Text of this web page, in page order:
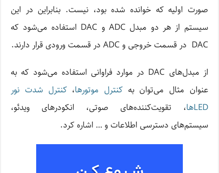
صورت اولیه که خوانده شده بود، نیست. بنابراین در این
سیستم از هر دو مبدل ADC و DAC استفاده می‌شود که
DAC در قسمت خروجی و ADC در قسمت ورودی قرار دارند.
از مبدل‌های DAC در موارد فراوانی استفاده می‌شود که به
عنوان مثال می‌توان به کنترل موتورها،کنترل شدت نور
LEDها ، تقویت‌کننده‌های صوتی، انکودرهای ویدئو،
سیستم‌های دسترسی اطلاعات و … اشاره کرد.